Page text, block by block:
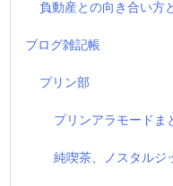
負動産との向き合い方
ブログ雑記帳
プリン部
プリンアラモードま
純喫茶、ノスタルジ